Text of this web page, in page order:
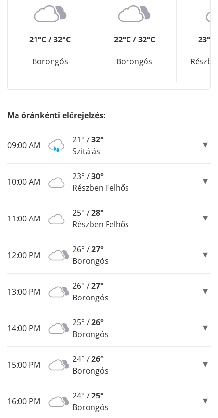
21°C / 32°C
Borongós
22°C / 32°C
Borongós
23°C
Ma óránkénti előrejelzés:
09:00 AM
21° /32°
Szitálás
10:00 AM
23° /30°
Részben Felhős
11:00 AM
25° /28°
Részben Felhős
12:00 PM
26° /27°
Borongós
13:00 PM
26° /27°
Borongós
14:00 PM
25° /26°
Borongós
15:00 PM
24° /26°
Borongós
16:00 PM
24° /25°
Borongós